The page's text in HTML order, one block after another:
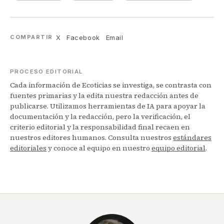
COMPARTIR X Facebook Email
PROCESO EDITORIAL
Cada información de Ecoticias se investiga, se contrasta con
fuentes primarias y la edita nuestra redacción antes de
publicarse. Utilizamos herramientas de IA para apoyar la
documentación y la redacción, pero la verificación, el
criterio editorial y la responsabilidad final recaen en
nuestros editores humanos. Consulta nuestros estándares
editoriales y conoce al equipo en nuestro equipo editorial.